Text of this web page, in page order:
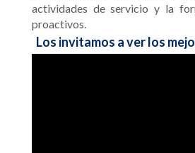
actividades de servicio y la
proactivos.
Los invitamos a ver los